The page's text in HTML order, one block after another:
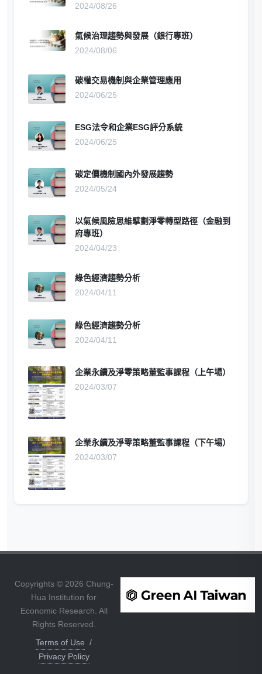
2024/08/26
氣候治理趨勢與發展（銀行專班）
2024/08/06
碳權交易機制與企業管理應用
2024/06/25
ESG法令和企業ESG評分系統
2024/06/25
碳定價機制國內外發展趨勢
2024/05/24
以氣候風險思維擘劃淨零轉型路徑（金融到
府專班）
2024/04/23
綠色經濟趨勢分析
2024/04/11
綠色經濟趨勢分析
2024/04/11
企業永續及淨零策略董監事課程（上午場）
2024/03/07
企業永續及淨零策略董監事課程（下午場）
2024/03/07
Copyrights © 2026 Chung-
Hua Institution for
Economic Research. All
Rights Reserved.
Terms of Use /
Privacy Policy